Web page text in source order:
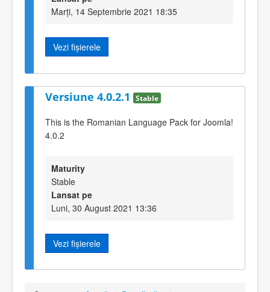
Marți, 14 Septembrie 2021 18:35
Vezi fișierele
Versiune 4.0.2.1 Stable
This is the Romanian Language Pack for Joomla!
4.0.2
Maturity
Stable
Lansat pe
Luni, 30 August 2021 13:36
Vezi fișierele